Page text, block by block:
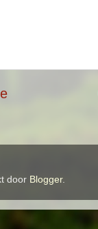
door Blogger.